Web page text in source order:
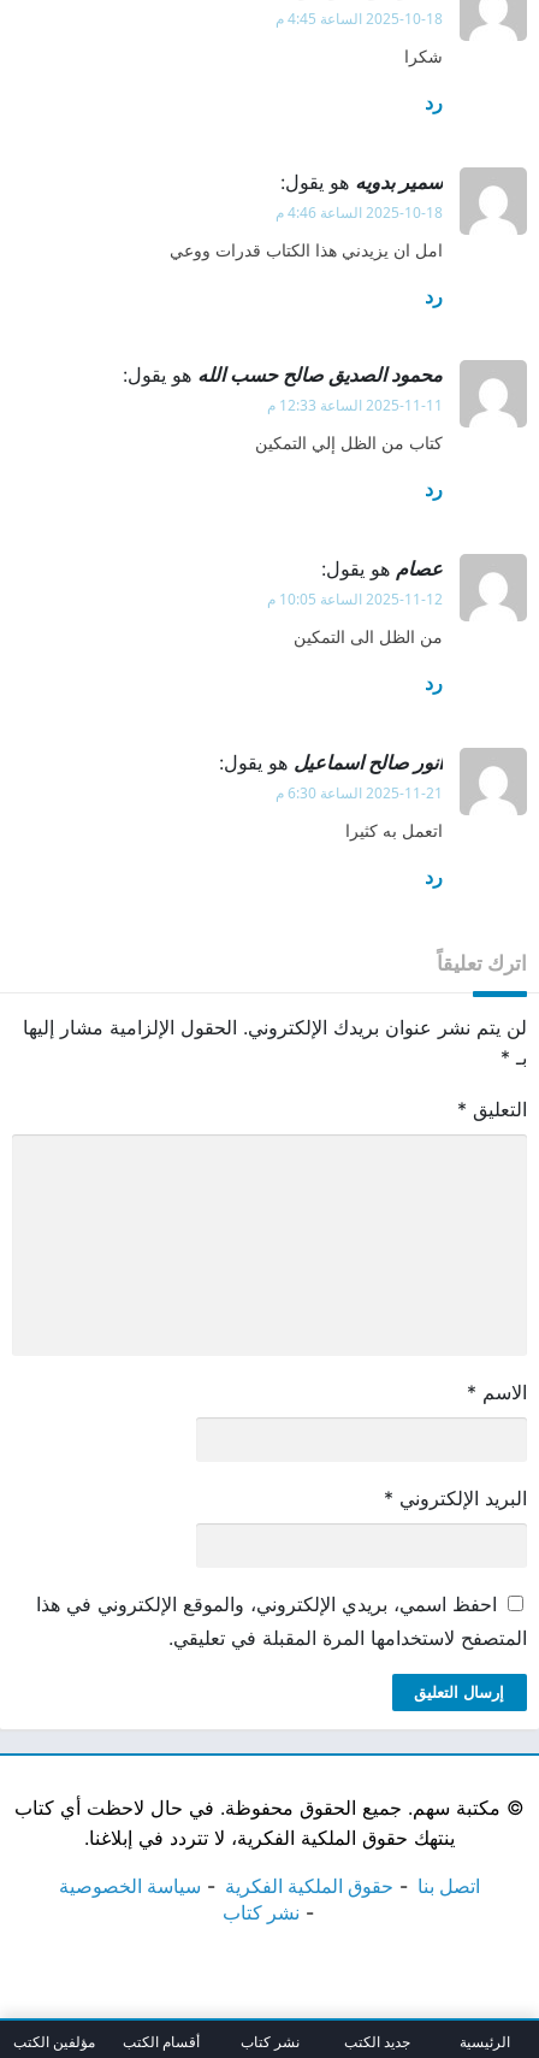
2025-10-18 الساعة 4:45 م
شكرا
رد
سمير بدويه هو يقول:
2025-10-18 الساعة 4:46 م
امل ان يزيدني هذا الكتاب قدرات ووعي
رد
محمود الصديق صالح حسب الله هو يقول:
2025-11-11 الساعة 12:33 م
كتاب من الظل إلي التمكين
رد
عصام هو يقول:
2025-11-12 الساعة 10:05 م
من الظل الى التمكين
رد
انور صالح اسماعيل هو يقول:
2025-11-21 الساعة 6:30 م
اتعمل به كثيرا
رد
اترك تعليقاً
لن يتم نشر عنوان بريدك الإلكتروني. الحقول الإلزامية مشار إليها
بـ *
التعليق *
الاسم *
البريد الإلكتروني *
احفظ اسمي، بريدي الإلكتروني، والموقع الإلكتروني في هذا
المتصفح لاستخدامها المرة المقبلة في تعليقي.
© مكتبة سهم. جميع الحقوق محفوظة. في حال لاحظت أي كتاب
ينتهك حقوق الملكية الفكرية، لا تتردد في إبلاغنا.
اتصل بنا حقوق الملكية الفكرية
سياسة الخصوصية
نشر كتاب
الرئيسية جديد الكتب نشر كتاب أقسام الكتب مؤلفين الكتب